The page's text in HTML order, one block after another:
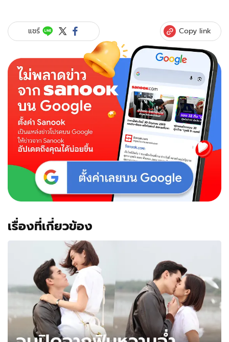
ใจ
พิสุทธิ์
ดวงใจ
เทว
พรหม
ละคร
ช่อง
แชร์ Copy link
เรื่องที่เกี่ยวข้อง